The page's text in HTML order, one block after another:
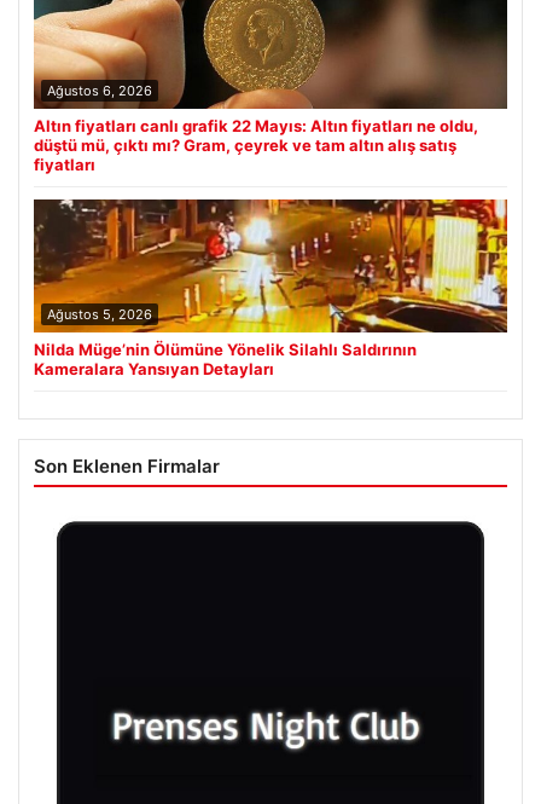
Ağustos 6, 2026
Altın fiyatları canlı grafik 22 Mayıs: Altın fiyatları ne oldu,
düştü mü, çıktı mı? Gram, çeyrek ve tam altın alış satış
fiyatları
Ağustos 5, 2026
Nilda Müge’nin Ölümüne Yönelik Silahlı Saldırının
Kameralara Yansıyan Detayları
Son Eklenen Firmalar